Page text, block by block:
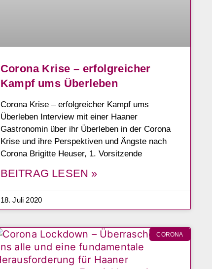
Corona Krise – erfolgreicher
Kampf ums Überleben
Corona Krise – erfolgreicher Kampf ums
Überleben Interview mit einer Haaner
Gastronomin über ihr Überleben in der Corona
Krise und ihre Perspektiven und Ängste nach
Corona Brigitte Heuser, 1. Vorsitzende
BEITRAG LESEN »
18. Juli 2020
CORONA